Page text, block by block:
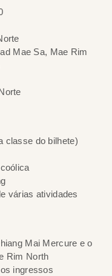
Mae Sa, Mae Rim
classe do bilhete)
várias atividades
Mai Mercure e o
Rim North
ingressos